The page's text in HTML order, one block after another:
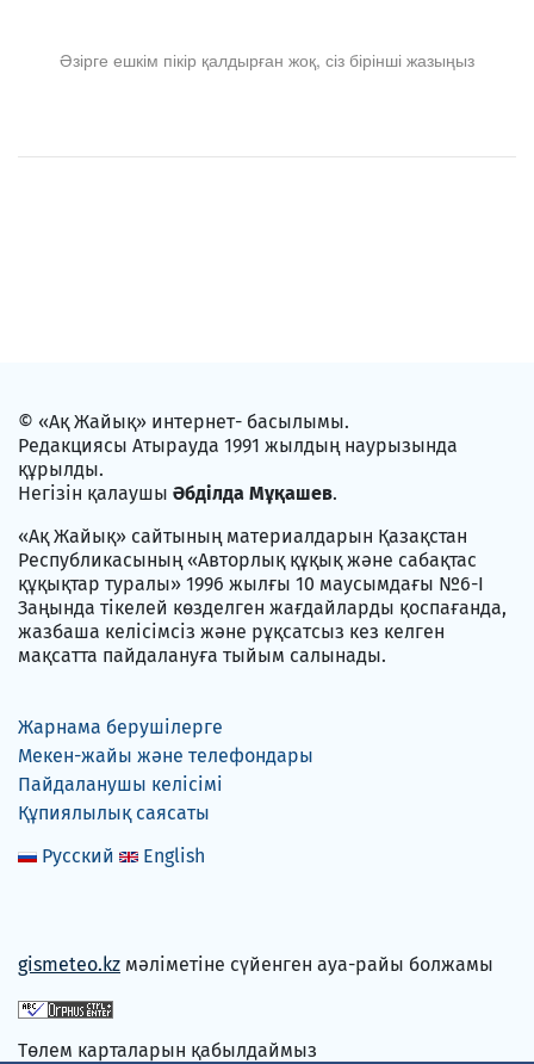
Әзірге ешкім пікір қалдырған жоқ, сіз бірінші жазыңыз
© «Ақ Жайық» интернет- басылымы.
Редакциясы Атырауда 1991 жылдың наурызында
құрылды.
Негізін қалаушы Әбділда Мұқашев.
«Ақ Жайық» сайтының материалдарын Қазақстан
Республикасының «Авторлық құқық және сабақтас
құқықтар туралы» 1996 жылғы 10 маусымдағы №6-I
Заңында тікелей көзделген жағдайларды қоспағанда,
жазбаша келісімсіз және рұқсатсыз кез келген
мақсатта пайдалануға тыйым салынады.
Жарнама берушілерге
Мекен-жайы және телефондары
Пайдаланушы келісімі
Құпиялылық саясаты
Русский
English
gismeteo.kz мәліметіне сүйенген ауа-райы болжамы
Төлем карталарын қабылдаймыз